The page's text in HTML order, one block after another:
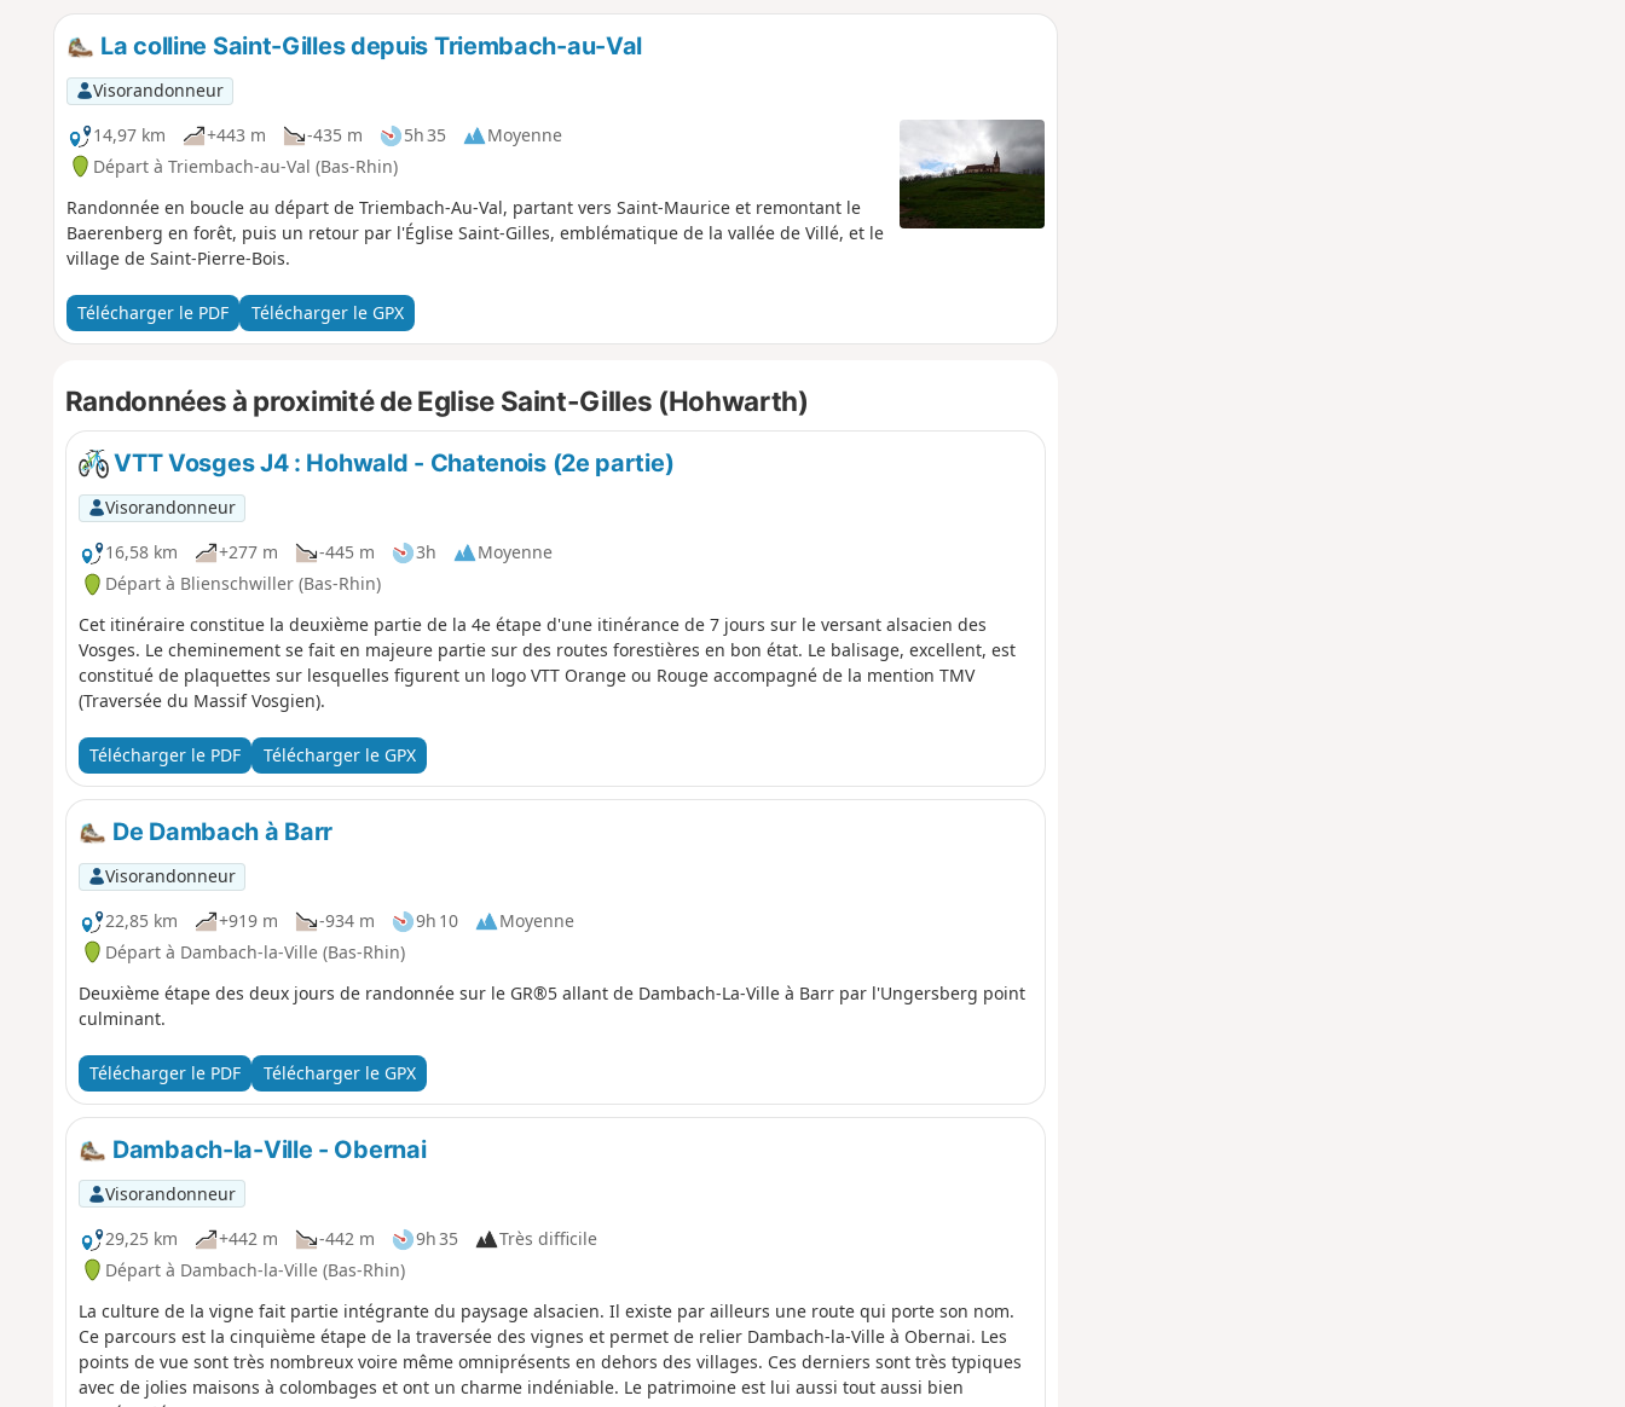
La colline Saint-Gilles depuis Triembach-au-Val
Visorandonneur
14,97 km
+443 m -435 m 5h 35
Moyenne
Départ à Triembach-au-Val (Bas-Rhin)
Randonnée en boucle au départ de Triembach-Au-Val, partant vers Saint-Maurice et remontant le
Baerenberg en forêt, puis un retour par l'Église Saint-Gilles, emblématique de la vallée de Villé, et le
village de Saint-Pierre-Bois.
Télécharger le PDF Télécharger le GPX
Randonnées à proximité de Eglise Saint-Gilles (Hohwarth)
VTT Vosges J4 : Hohwald - Chatenois (2e partie)
Visorandonneur
16,58 km
+277 m -445 m 3h
Moyenne
Départ à Blienschwiller (Bas-Rhin)
Cet itinéraire constitue la deuxième partie de la 4e étape d'une itinérance de 7 jours sur le versant alsacien des
Vosges. Le cheminement se fait en majeure partie sur des routes forestières en bon état. Le balisage, excellent, est
constitué de plaquettes sur lesquelles figurent un logo VTT Orange ou Rouge accompagné de la mention TMV
(Traversée du Massif Vosgien).
Télécharger le PDF Télécharger le GPX
De Dambach à Barr
Visorandonneur
22,85 km
+919 m -934 m 9h 10
Moyenne
Départ à Dambach-la-Ville (Bas-Rhin)
Deuxième étape des deux jours de randonnée sur le GR®5 allant de Dambach-La-Ville à Barr par l'Ungersberg point
culminant.
Télécharger le PDF Télécharger le GPX
Dambach-la-Ville - Obernai
Visorandonneur
29,25 km
+442 m -442 m 9h 35
Très difficile
Départ à Dambach-la-Ville (Bas-Rhin)
La culture de la vigne fait partie intégrante du paysage alsacien. Il existe par ailleurs une route qui porte son nom.
Ce parcours est la cinquième étape de la traversée des vignes et permet de relier Dambach-la-Ville à Obernai. Les
points de vue sont très nombreux voire même omniprésents en dehors des villages. Ces derniers sont très typiques
avec de jolies maisons à colombages et ont un charme indéniable. Le patrimoine est lui aussi tout aussi bien